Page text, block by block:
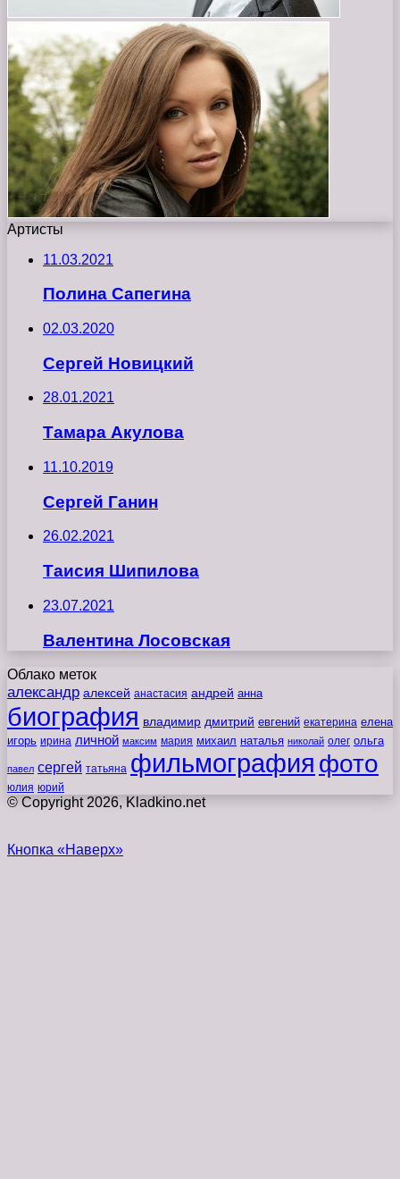
Артисты
11.03.2021
Полина Сапегина
02.03.2020
Сергей Новицкий
28.01.2021
Тамара Акулова
11.10.2019
Сергей Ганин
26.02.2021
Таисия Шипилова
23.07.2021
Валентина Лосовская
Облако меток
александр алексей анастасия андрей анна
биография владимир дмитрий евгений екатерина елена
игорь ирина личной максим мария михаил наталья николай олег ольга
павел сергей татьяна фильмография фото
юлия юрий
© Copyright 2026, Kladkino.net
Кнопка «Наверх»